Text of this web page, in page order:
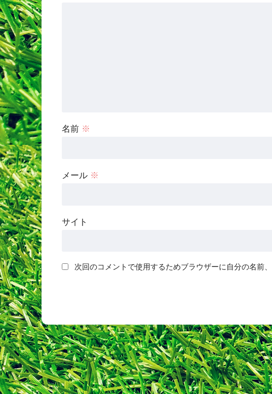
名前 ※
メール ※
サイト
次回のコメントで使用するためブラウザーに自分の名前